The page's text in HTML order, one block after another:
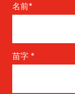
名前*
苗字 *